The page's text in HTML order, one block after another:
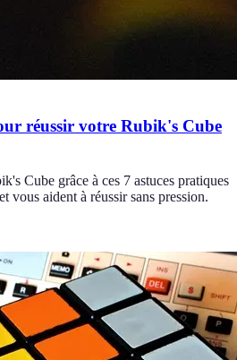
réussir votre Rubik's Cube
Cube grâce à ces 7 astuces pratiques
vous aident à réussir sans pression.